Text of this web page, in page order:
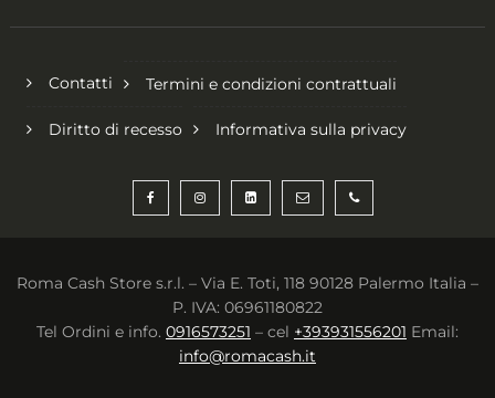
Contatti Termini e condizioni contrattuali
Diritto di recesso Informativa sulla privacy
Roma Cash Store s.r.l. – Via E. Toti, 118 90128 Palermo Italia –
P. IVA: 06961180822
Tel Ordini e info. 0916573251 – cel +393931556201 Email:
info@romacash.it